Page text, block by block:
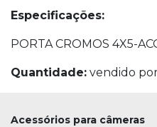
Especificações:
PORTA CROMOS 4X5-
Quantidade: vendido
Acessórios para câmeras